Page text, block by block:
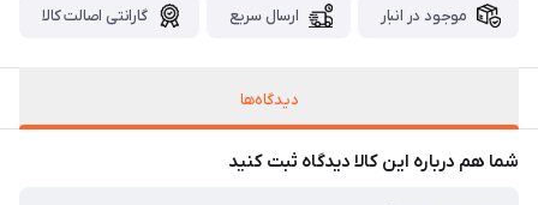
موجود در انبار ارسال سریع گارانتی اصالت کالا
دیدگاه‌ها
شما هم درباره این کالا دیدگاه ثبت کنید